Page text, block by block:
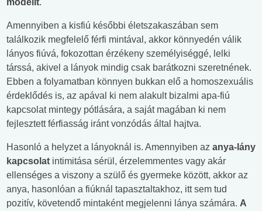
modellt.
Amennyiben a kisfiú későbbi életszakaszában sem
találkozik megfelelő férfi mintával, akkor könnyedén válik
lányos fiúvá, fokozottan érzékeny személyiséggé, lelki
társsá, akivel a lányok mindig csak barátkozni szeretnének.
Ebben a folyamatban könnyen bukkan elő a homoszexuális
érdeklődés is, az apával ki nem alakult bizalmi apa-fiú
kapcsolat mintegy pótlására, a saját magában ki nem
fejlesztett férfiasság iránt vonzódás által hajtva.
Hasonló a helyzet a lányoknál is. Amennyiben az anya-lány
kapcsolat intimitása sérül, érzelemmentes vagy akár
ellenséges a viszony a szülő és gyermeke között, akkor az
anya, hasonlóan a fiúknál tapasztaltakhoz, itt sem tud
pozitív, követendő mintaként megjelenni lánya számára. A